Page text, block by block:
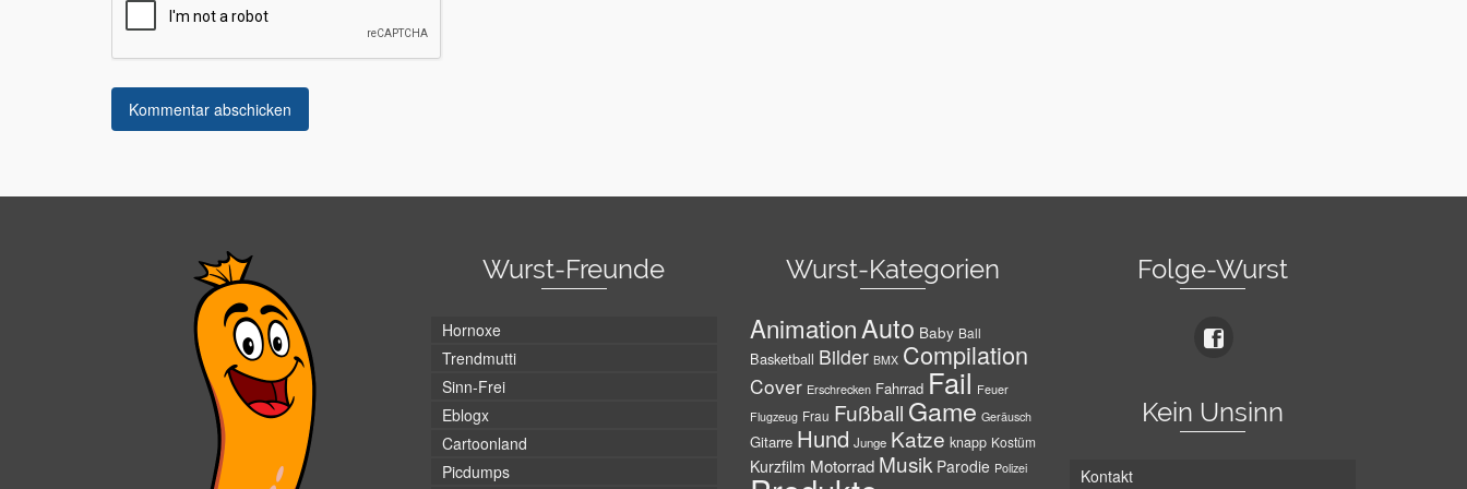
Wurst-Freunde
Hornoxe
Trendmutti
Sinn-Frei
Eblogx
Cartoonland
Picdumps
Wurst-Kategorien
AnimationAuto Baby Ball
Basketball Bilder BMX Compilation
Cover Erschrecken Fahrrad Fail Feuer
Flugzeug Frau Fußball Game Geräusch
Gitarre Hund Junge Katze knapp Kostüm
Kurzfilm Motorrad Musik Parodie Polizei
Folge-Wurst
Kein Unsinn
Kontakt